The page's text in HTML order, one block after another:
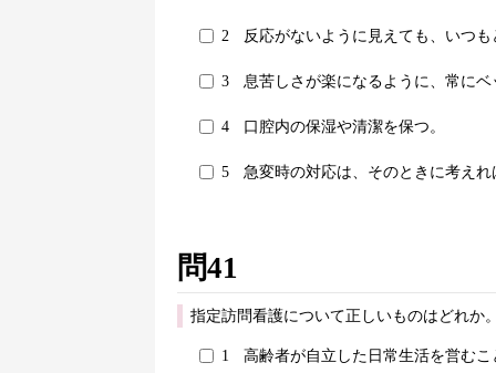
2 反応がないように見えても、いつ
3 息苦しさが楽になるように、常に
4 口腔内の保湿や清潔を保つ。
5 急変時の対応は、そのときに考えれ
問41
指定訪問看護について正しいものはどれか
1 高齢者が自立した日常生活を営む